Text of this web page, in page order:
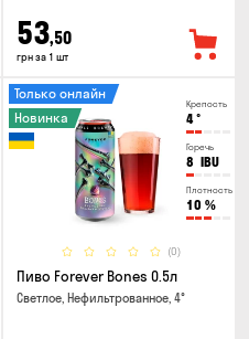
53,50
грн за 1 шт
Крепость
4°
Горечь
8 IBU
Плотность
10 %
(0)
Только онлайн
Новинка
Пиво Forever Bones 0.5л
Светлое, Нефильтрованное, 4°